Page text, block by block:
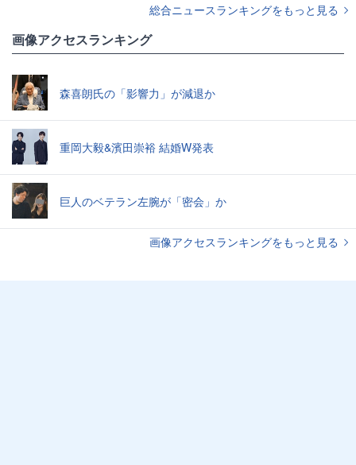
総合ニュースランキングをもっと見る
画像アクセスランキング
森喜朗氏の「影響力」が減退か
重岡大毅&濱田崇裕 結婚W発表
巨人のベテラン左腕が「密会」か
画像アクセスランキングをもっと見る